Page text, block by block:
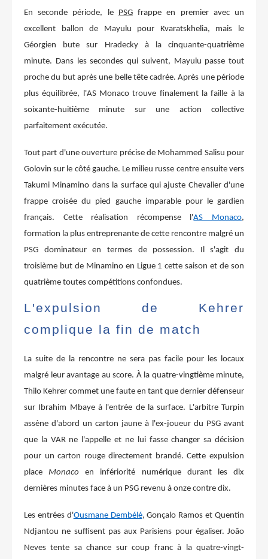
En seconde période, le PSGfrappe en premier avec un
excellent ballon de Mayulu pour Kvaratskhelia, mais le
Géorgien bute sur Hradecky à la cinquante-quatrième
minute. Dans les secondes qui suivent, Mayulu passe tout
proche du but après une belle tête cadrée. Après une période
plus équilibrée, l'AS Monaco trouve finalement la faille à la
soixante-huitième minute sur une action collective
parfaitement exécutée.
Tout part d'une ouverture précise de Mohammed Salisu pour
Golovin sur le côté gauche. Le milieu russe centre ensuite vers
Takumi Minamino dans la surface qui ajuste Chevalier d'une
frappe croisée du pied gauche imparable pour le gardien
français. Cette réalisation récompense l'AS Monaco,
formation la plus entreprenante de cette rencontre malgré un
PSG dominateur en termes de possession. Il s'agit du
troisième but de Minamino en Ligue 1 cette saison et de son
quatrième toutes compétitions confondues.
L'expulsion de Kehrer
complique la fin de match
La suite de la rencontre ne sera pas facile pour les locaux
malgré leur avantage au score. À la quatre-vingtième minute,
Thilo Kehrer commet une faute en tant que dernier défenseur
sur Ibrahim Mbaye à l'entrée de la surface. L'arbitre Turpin
assène d'abord un carton jaune à l'ex-joueur du PSG avant
que la VAR ne l'appelle et ne lui fasse changer sa décision
pour un carton rouge directement brandé. Cette expulsion
placeMonaco en infériorité numérique durant les dix
dernières minutes face à un PSG revenu à onze contre dix.
Les entrées d'Ousmane Dembélé, Gonçalo Ramos et Quentin
Ndjantou ne suffisent pas aux Parisiens pour égaliser. João
Neves tente sa chance sur coup franc à la quatre-vingt-